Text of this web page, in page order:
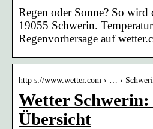
Regen oder Sonne? So wird
19055 Schwerin.
Regenvorhersage auf
http s://www.wetter.com › … ›
Wetter Schwerin:
Übersicht